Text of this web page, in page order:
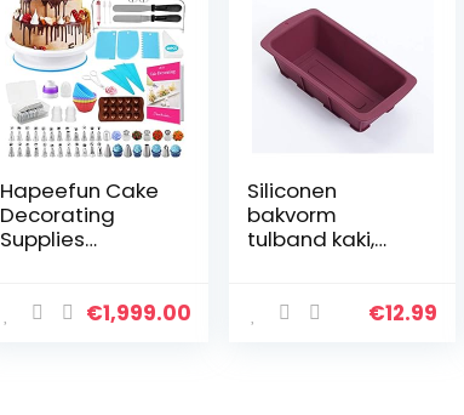
Hapeefun Cake
Decorating
Supplies
cake decorating
€1,999.00
Siliconen
bakvorm
tulband kaki,
herbruikbare€12.99